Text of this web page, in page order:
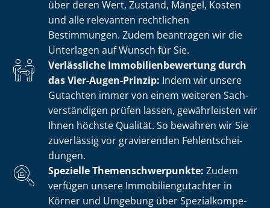
über deren Wert, Zustand, Mängel, Kosten
und alle relevanten rechtlichen
Bestimmungen. Zudem beantragen wir die
Unterlagen auf Wunsch für Sie.
Verlässliche Im­mo­bi­li­en­be­wer­tung durch
das Vier-Augen-Prinzip: Indem wir unsere
Gutachten immer von einem weiteren Sach­
ver­stän­di­gen prüfen lassen, gewährleisten wir
Ihnen höchste Qualität. So bewahren wir Sie
zuverlässig vor gravierenden Fehl­ent­schei­
dun­gen.
Spezielle The­men­schwer­punk­te: Zudem
verfügen unsere Im­mo­bi­li­en­gut­ach­ter in
Körner und Umgebung über Spe­zi­al­kom­pe­